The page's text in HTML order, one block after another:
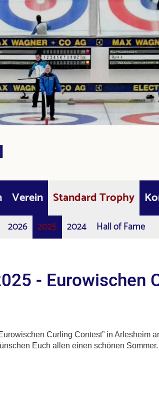
Verein Standard Trophy
2026 2025 2024 Hall of Fame
- Eurowischen
Curling Contest” in Arlesheim
Euch allen einen schönen Sommer.